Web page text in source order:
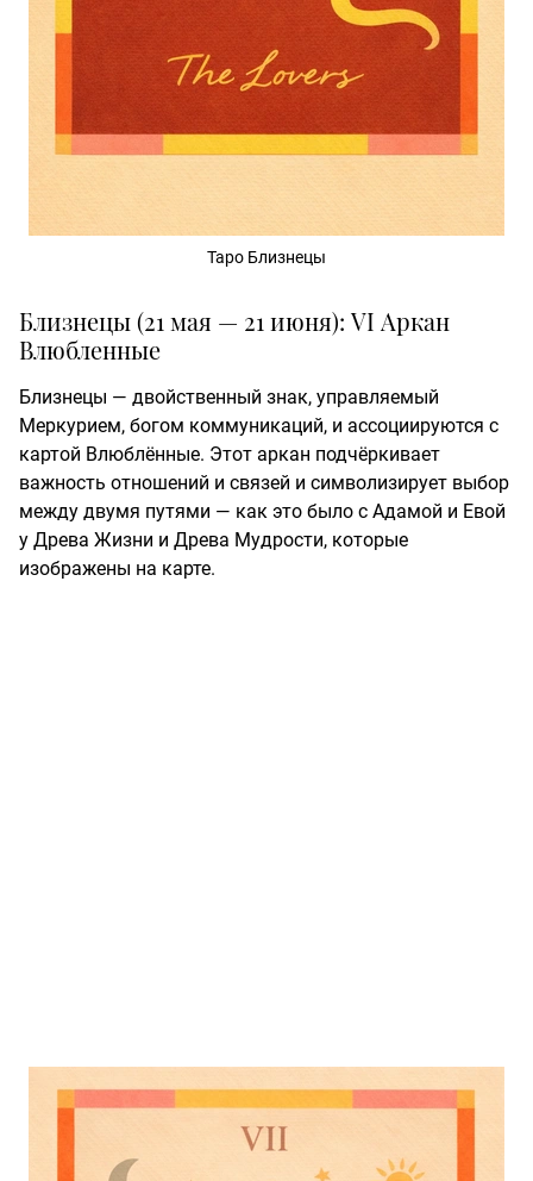
Таро Близнецы
Близнецы (21 мая — 21 июня): VI Аркан
Влюбленные
Близнецы — двойственный знак, управляемый
Меркурием, богом коммуникаций, и ассоциируются с
картой Влюблённые. Этот аркан подчёркивает
важность отношений и связей и символизирует выбор
между двумя путями — как это было с Адамой и Евой
у Древа Жизни и Древа Мудрости, которые
изображены на карте.